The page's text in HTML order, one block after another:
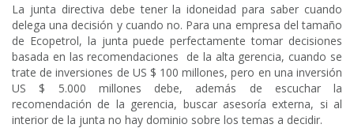
La junta directiva debe tener la idoneidad para saber cuando
delega una decisión y cuando no. Para una empresa del tamaño
de Ecopetrol, la junta puede perfectamente tomar decisiones
basada en las recomendaciones de la alta gerencia, cuando se
trate de inversiones de US $ 100 millones, pero en una inversión
US $ 5.000 millones debe, además de escuchar la
recomendación de la gerencia, buscar asesoría externa, si al
interior de la junta no hay dominio sobre los temas a decidir.